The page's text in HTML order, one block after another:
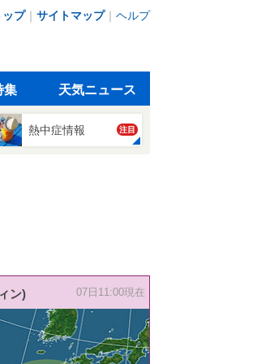
プ｜ サイトマップ｜ ヘルプ
集 天気ニュース
熱中症情報 注目
ン) 07日11:00現在